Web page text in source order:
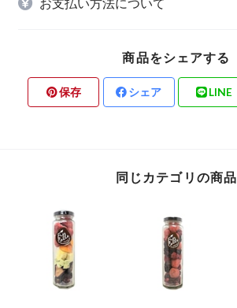
お支払い方法について
商品をシェアする
保存 シェア LINE
同じカテゴリの商品